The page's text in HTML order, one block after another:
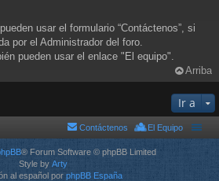
usar el formulario “Contáctenos”, si
por el Administrador del foro.
pueden usar el enlace "El equipo".
Arriba
Ir a
El Equipo
Contáctenos
® Forum Software © phpBB Limited
Style by Arty
al español por phpBB España